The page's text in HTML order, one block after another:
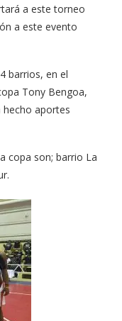
a este torneo
a este evento
barrios, en el
Tony Bengoa,
hecho aportes
copa son; barrio La